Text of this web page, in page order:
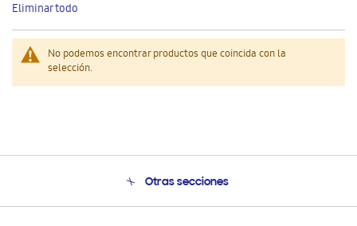
No podemos encontrar productos que coincida con la
selección.
artículo
Eliminar todo
Otras secciones